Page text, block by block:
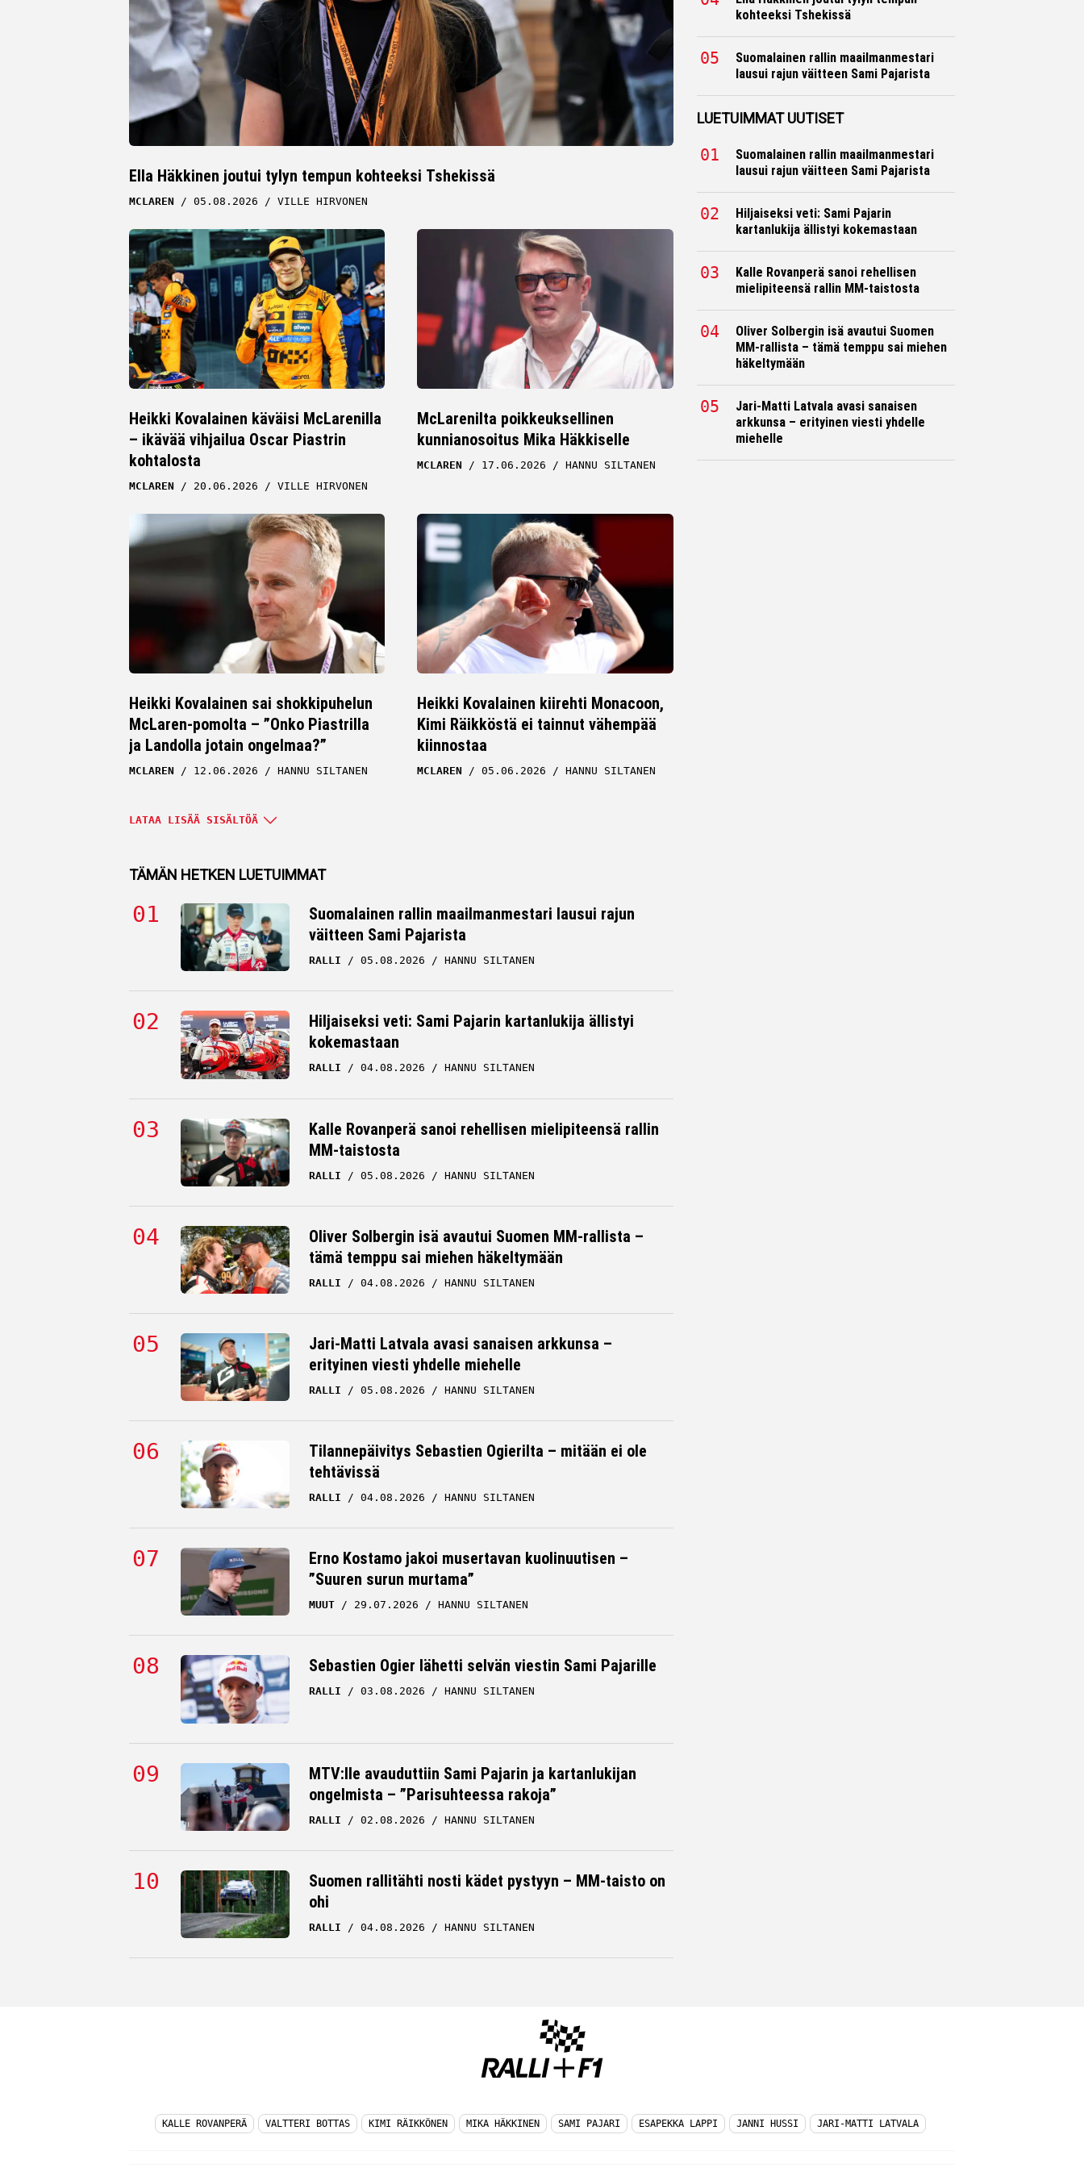
Ella Häkkinen joutui tylyn tempun kohteeksi Tshekissä
MCLAREN 05.08.2026 VILLE HIRVONEN
Heikki Kovalainen käväisi McLarenilla
– ikävää vihjailua Oscar Piastrin
kohtalosta
MCLAREN 20.06.2026 VILLE HIRVONEN
McLarenilta poikkeuksellinen
kunnianosoitus Mika Häkkiselle
MCLAREN 17.06.2026 HANNU SILTANEN
Heikki Kovalainen sai shokkipuhelun
McLaren-pomolta – ”Onko Piastrilla
ja Landolla jotain ongelmaa?”
MCLAREN 12.06.2026 HANNU SILTANEN
Heikki Kovalainen kiirehti Monacoon,
Kimi Räikköstä ei tainnut vähempää
kiinnostaa
MCLAREN 05.06.2026 HANNU SILTANEN
– näin hän kommentoi
02.06.2026 VILLE HIRVONEN
tarpeekseen – harkitsee lähtöä
F1-asiantuntija: Mercedeksen
dominanssi päättyy sunnuntaina
MCLAREN 28.04.2026 HANNU SILTANEN
McLarenilta merkittävä kehitysaskel
– ”Täysin uusi auto”
MCLAREN 24.04.2026 HANNU SILTANEN
LATAA LISÄÄ SISÄLTÖÄ
TÄMÄN HETKEN LUETUIMMAT
Suomalainen rallin maailmanmestari lausui rajun
väitteen Sami Pajarista
RALLI 05.08.2026 HANNU SILTANEN
Hiljaiseksi veti: Sami Pajarin kartanlukija ällistyi
kokemastaan
RALLI 04.08.2026 HANNU SILTANEN
Kalle Rovanperä sanoi rehellisen mielipiteensä rallin
MM-taistosta
RALLI 05.08.2026 HANNU SILTANEN
Oliver Solbergin isä avautui Suomen MM-rallista –
tämä temppu sai miehen häkeltymään
RALLI 04.08.2026 HANNU SILTANEN
Jari-Matti Latvala avasi sanaisen arkkunsa –
erityinen viesti yhdelle miehelle
RALLI 05.08.2026 HANNU SILTANEN
Tilannepäivitys Sebastien Ogierilta – mitään ei ole
tehtävissä
RALLI 04.08.2026 HANNU SILTANEN
Erno Kostamo jakoi musertavan kuolinuutisen –
”Suuren surun murtama”
MUUT 29.07.2026 HANNU SILTANEN
Sebastien Ogier lähetti selvän viestin Sami Pajarille
RALLI 03.08.2026 HANNU SILTANEN
MTV:lle avauduttiin Sami Pajarin ja kartanlukijan
ongelmista – ”Parisuhteessa rakoja”
RALLI 02.08.2026 HANNU SILTANEN
Suomen rallitähti nosti kädet pystyyn – MM-taisto on
ohi
RALLI 04.08.2026 HANNU SILTANEN
kohteeksi Tshekissä
Suomalainen rallin maailmanmestari
lausui rajun väitteen Sami Pajarista
LUETUIMMAT UUTISET
Suomalainen rallin maailmanmestari
lausui rajun väitteen Sami Pajarista
Hiljaiseksi veti: Sami Pajarin
kartanlukija ällistyi kokemastaan
Kalle Rovanperä sanoi rehellisen
mielipiteensä rallin MM-taistosta
Oliver Solbergin isä avautui Suomen
MM-rallista – tämä temppu sai miehen
häkeltymään
Jari-Matti Latvala avasi sanaisen
arkkunsa – erityinen viesti yhdelle
miehelle
KALLE ROVANPERÄ VALTTERI BOTTAS KIMI RÄIKKÖNEN MIKA HÄKKINEN SAMI PAJARI ESAPEKKA LAPPI JANNI HUSSI JARI-MATTI LATVALA